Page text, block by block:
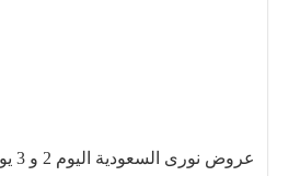
عروض نورى السعودية اليوم 2 و 3 يوليو 2021 جمعة التوفير